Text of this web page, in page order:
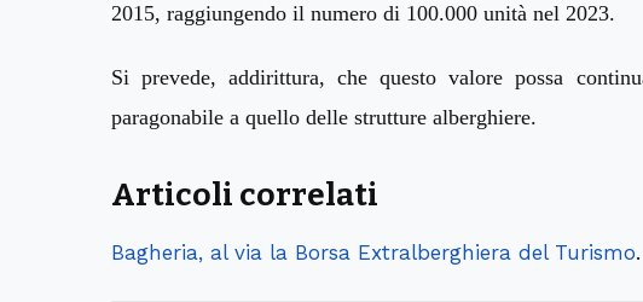
2015, raggiungendo il numero di 100.000 unità nel 2023.
Si prevede,addirittura,che questo valore possa
paragonabile a quello delle strutture alberghiere.
Articoli correlati
Bagheria, al via la Borsa Extralberghiera del Turismo.